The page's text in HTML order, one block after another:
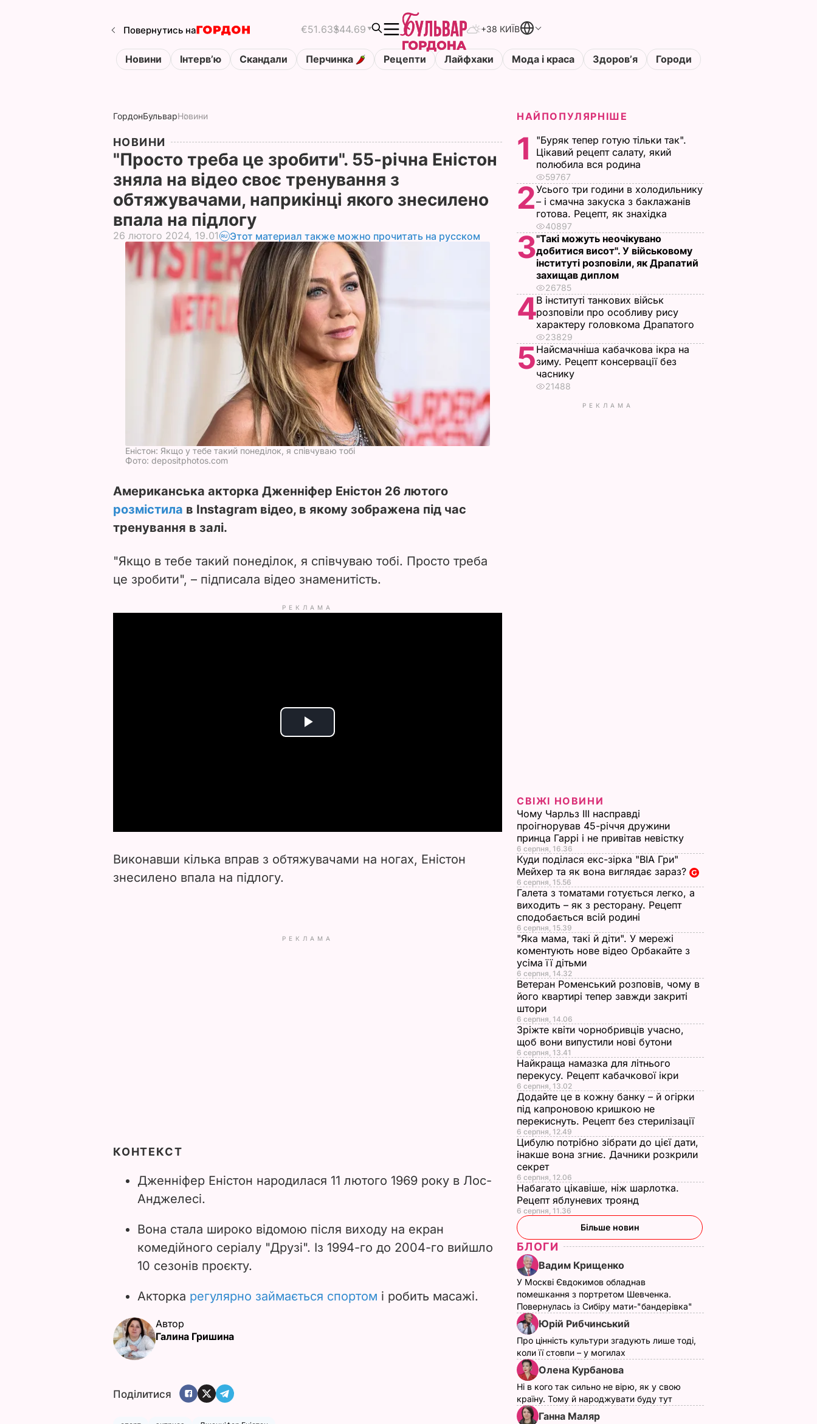
Повернутись на €51.63$44.69 +38 КИЇВ
Новини Інтервʼю Скандали Перчинка Рецепти Лайфхаки Мода і краса Здоровʼя Городи
ГордонБульварНовини
НОВИНИ
"Просто треба це зробити". 55-річна Еністон
зняла на відео своє тренування з
обтяжувачами, наприкінці якого знесилено
впала на підлогу
26 лютого 2024, 19.01 Этот материал также можно прочитать на русском
Еністон: Якщо у тебе такий понеділок, я співчуваю тобі
Фото: depositphotos.com
Американська акторка Дженніфер Еністон 26 лютого
розмістила в Instagram відео, в якому зображена під час
тренування в залі.
"Якщо в тебе такий понеділок, я співчуваю тобі. Просто треба
це зробити", – підписала відео знаменитість.
РЕКЛАМА
P
i
Виконавши кілька вправ з обтяжувачами на ногах, Еністон
знесилено впала на підлогу.
РЕКЛАМА
КОНТЕКСТ
Дженніфер Еністон народилася 11 лютого 1969 року в Лос-
Анджелесі.
Вона стала широко відомою після виходу на екран
комедійного серіалу "Друзі". Із 1994-го до 2004-го вийшло
10 сезонів проєкту.
Акторка регулярно займається спортом і робить масажі.
Автор
Галина Гришина
Поділитися
НАЙПОПУЛЯРНІШЕ
1
"Буряк тепер готую тільки так".
Цікавий рецепт салату, який
полюбила вся родина
59767
2Усього три години в холодильнику
– і смачна закуска з баклажанів
готова. Рецепт, як знахідка
40897
3"Такі можуть неочікувано
добитися висот". У військовому
інституті розповіли, як Драпатий
захищав диплом
26785
4В інституті танкових військ
розповіли про особливу рису
характеру головкома Драпатого
23829
5Найсмачніша кабачкова ікра на
зиму. Рецепт консервації без
часнику
21488
РЕКЛАМА
СВІЖІ НОВИНИ
Чому Чарльз III насправді
проігнорував 45-річчя дружини
принца Гаррі і не привітав невістку
6 серпня, 16.36
Куди поділася екс-зірка "ВІА Гри"
Мейхер та як вона виглядає зараз?
6 серпня, 15.56
Галета з томатами готується легко, а
виходить – як з ресторану. Рецепт
сподобається всій родині
6 серпня, 15.39
"Яка мама, такі й діти". У мережі
коментують нове відео Орбакайте з
усіма її дітьми
6 серпня, 14.32
Ветеран Роменський розповів, чому в
його квартирі тепер завжди закриті
штори
6 серпня, 14.06
Зріжте квіти чорнобривців учасно,
щоб вони випустили нові бутони
6 серпня, 13.41
Найкраща намазка для літнього
перекусу. Рецепт кабачкової ікри
6 серпня, 13.02
Додайте це в кожну банку – й огірки
під капроновою кришкою не
перекиснуть. Рецепт без стерилізації
6 серпня, 12.49
Цибулю потрібно зібрати до цієї дати,
інакше вона згниє. Дачники розкрили
секрет
6 серпня, 12.06
Набагато цікавіше, ніж шарлотка.
Рецепт яблуневих троянд
6 серпня, 11.36
Більше новин
БЛОГИ
Вадим Крищенко
У Москві Євдокимов обладнав
помешкання з портретом Шевченка.
Повернулась із Сибіру мати-"бандерівка"
Юрій Рибчинський
Про цінність культури згадують лише тоді,
коли її стовпи – у могилах
Олена Курбанова
Ні в кого так сильно не вірю, як у свою
країну. Тому й народжувати буду тут
Ганна Маляр